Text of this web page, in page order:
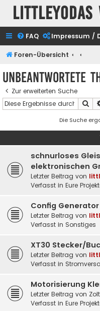
Littleyodas
FAQ Impressum /
Foren-Übersicht
Unbeantwortete
Zur erweiterten Suche
Die Suche
schnurloses
elektronischen
Letzter Beitrag von
Verfasst in Eure
Config Generator
Letzter Beitrag von
Verfasst in Sonstiges
XT30 Stecker/
Letzter Beitrag von
Verfasst in
Motorisierung
Letzter Beitrag von
Verfasst in Eure